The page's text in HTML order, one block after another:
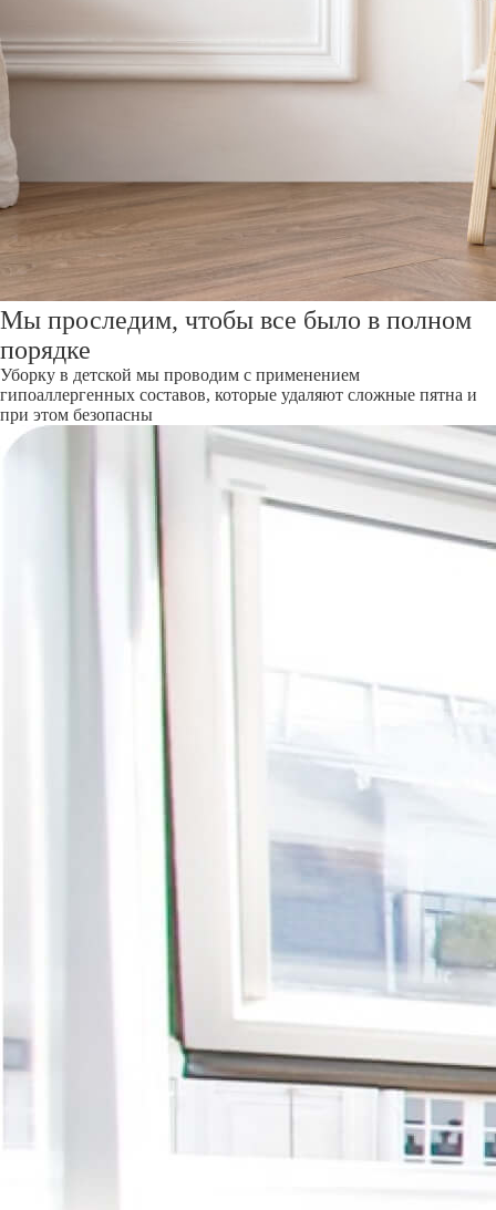
Мы проследим, чтобы все было в полном
порядке
Уборку в детской мы проводим с применением
гипоаллергенных составов, которые удаляют сложные пятна и
при этом безопасны